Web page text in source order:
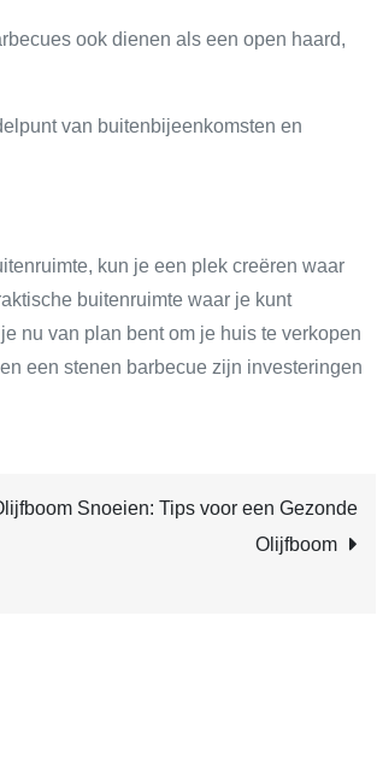
ook dienen als een open haard,
van buitenbijeenkomsten en
kun je een plek creëren waar
buitenruimte waar je kunt
nu van plan bent om je huis te verkopen
een stenen barbecue zijn investeringen
Snoeien: Tips voor een Gezonde
Olijfboom